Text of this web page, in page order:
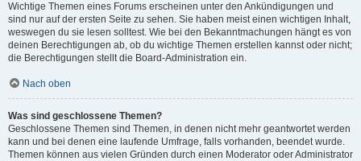
Wichtige Themen eines Forums erscheinen unter den Ankündigungen und
sind nur auf der ersten Seite zu sehen. Sie haben meist einen wichtigen Inhalt,
weswegen du sie lesen solltest. Wie bei den Bekanntmachungen hängt es von
deinen Berechtigungen ab, ob du wichtige Themen erstellen kannst oder nicht;
die Berechtigungen stellt die Board-Administration ein.
Nach oben
Was sind geschlossene Themen?
Geschlossene Themen sind Themen, in denen nicht mehr geantwortet werden
kann und bei denen eine laufende Umfrage, falls vorhanden, beendet wurde.
Themen können aus vielen Gründen durch einen Moderator oder Administrator